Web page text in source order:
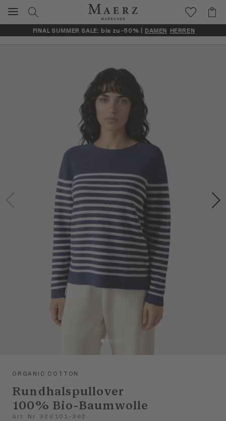
FINAL SUMMER SALE: bis zu -50% | DAMEN HERREN
Artikelbilder überspringen
ORGANIC COTTON
Rundhalspullover
100% Bio-Baumwolle
Art. Nr. 326101-362